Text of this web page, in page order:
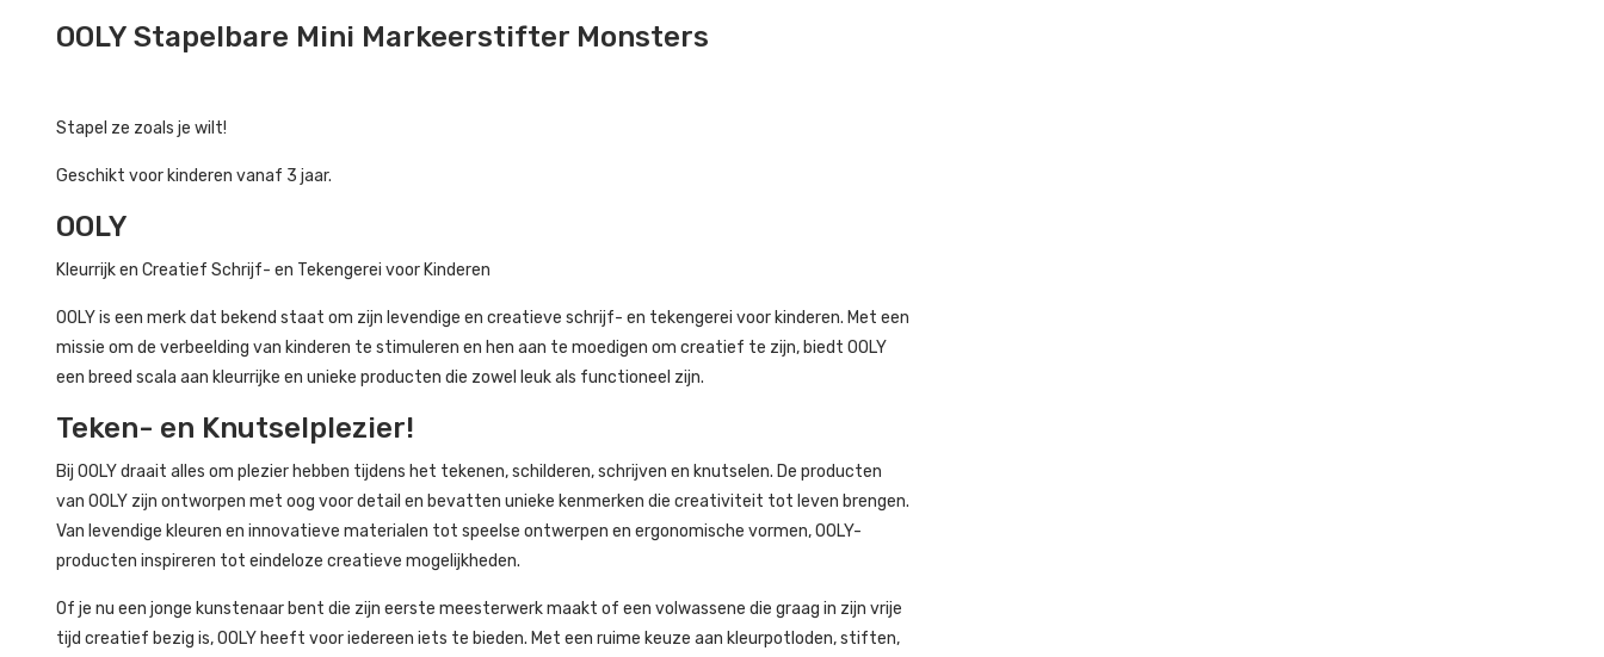
OOLY Stapelbare Mini Markeerstifter Monsters
Stapel ze zoals je wilt!
Geschikt voor kinderen vanaf 3 jaar.
OOLY
Kleurrijk en Creatief Schrijf- en Tekengerei voor Kinderen
OOLY is een merk dat bekend staat om zijn levendige en creatieve schrijf- en tekengerei voor kinderen. Met een
missie om de verbeelding van kinderen te stimuleren en hen aan te moedigen om creatief te zijn, biedt OOLY
een breed scala aan kleurrijke en unieke producten die zowel leuk als functioneel zijn.
Teken- en Knutselplezier!
Bij OOLY draait alles om plezier hebben tijdens het tekenen, schilderen, schrijven en knutselen. De producten
van OOLY zijn ontworpen met oog voor detail en bevatten unieke kenmerken die creativiteit tot leven brengen.
Van levendige kleuren en innovatieve materialen tot speelse ontwerpen en ergonomische vormen, OOLY-
producten inspireren tot eindeloze creatieve mogelijkheden.
Of je nu een jonge kunstenaar bent die zijn eerste meesterwerk maakt of een volwassene die graag in zijn vrije
tijd creatief bezig is, OOLY heeft voor iedereen iets te bieden. Met een ruime keuze aan kleurpotloden, stiften,